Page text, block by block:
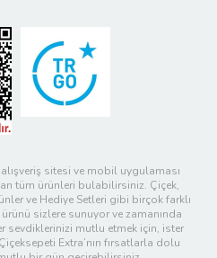
sitesi ve mobil uygulaması
tüm ürünleri bulabilirsiniz. Çiçek,
ve Hediye Setleri gibi birçok farklı
sizlere sunuyor ve zamanında
sevdiklerinizi mutlu etmek için, ister
Extra’nın fırsatlarla dolu